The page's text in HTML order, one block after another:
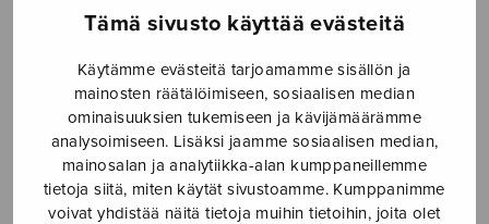
Tämä sivusto käyttää evästeitä
Käytämme evästeitä tarjoamamme sisällön ja
mainosten räätälöimiseen, sosiaalisen median
ominaisuuksien tukemiseen ja kävijämäärämme
analysoimiseen. Lisäksi jaamme sosiaalisen median,
mainosalan ja analytiikka-alan kumppaneillemme
tietoja siitä, miten käytät sivustoamme. Kumppanimme
voivat yhdistää näitä tietoja muihin tietoihin, joita olet
Alkusoitto ”Kiitosvirret
Hääsoitto